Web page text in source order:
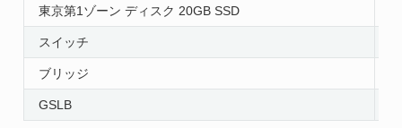
東京第1ゾーン ディスク 20GB SSD
スイッチ
ブリッジ
GSLB